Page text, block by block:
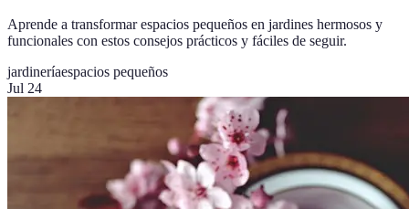
Aprende a transformar espacios pequeños en jardines hermosos y
funcionales con estos consejos prácticos y fáciles de seguir.
jardineríaespacios pequeños
Jul 24